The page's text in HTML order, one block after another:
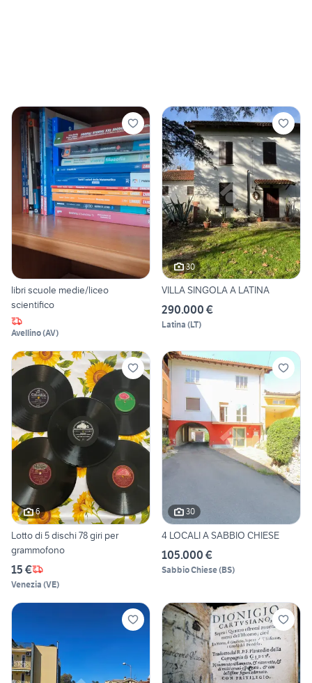
libri scuole medie/liceo
scientifico
Avellino(AV)
30
VILLA SINGOLA A LATINA
290.000 €
Latina (LT)
6
Lotto di 5 dischi 78 giri per
grammofono
15 €
Venezia (VE)
30
4 LOCALI A SABBIO CHIESE
105.000 €
Sabbio Chiese(BS)